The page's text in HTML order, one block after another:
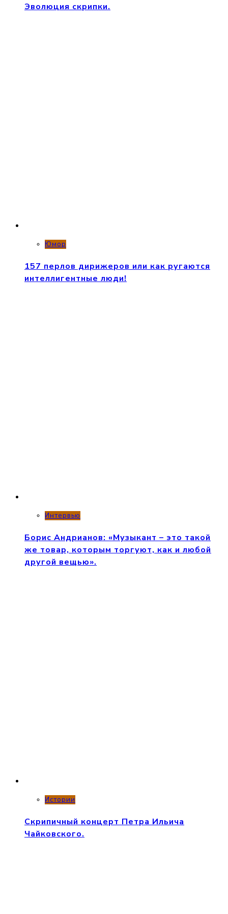
Эволюция скрипки.
Юмор
157 перлов дирижеров или как ругаются
интеллигентные люди!
Интервью
Борис Андрианов: «Музыкант – это такой
же товар, которым торгуют, как и любой
другой вещью».
Истории
Скрипичный концерт Петра Ильича
Чайковского.